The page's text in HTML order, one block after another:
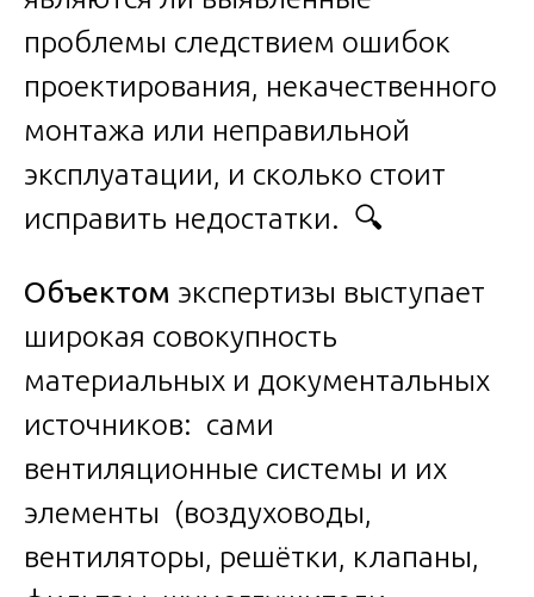
проблемы следствием ошибок
проектирования, некачественного
монтажа или неправильной
эксплуатации, и сколько стоит
исправить недостатки. 🔍
Объектом экспертизы выступает
широкая совокупность
материальных и документальных
источников: сами
вентиляционные системы и их
элементы (воздуховоды,
вентиляторы, решётки, клапаны,